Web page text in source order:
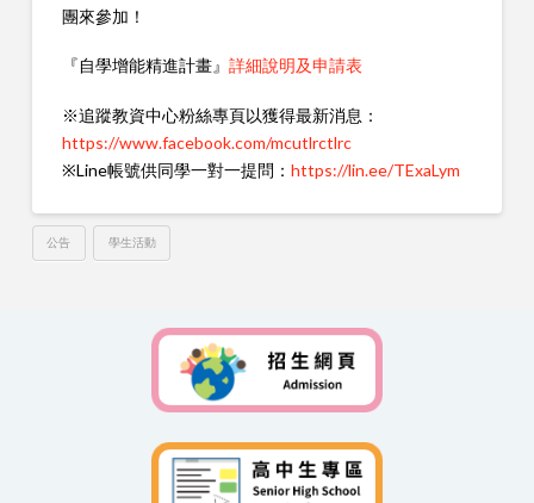
團來參加！
『自學增能精進計畫』 詳細說明及申請表
※追蹤教資中心粉絲專頁以獲得最新消息：
https://www.facebook.com/mcutlrctlrc
※Line帳號供同學一對一提問： https://lin.ee/TExaLym
公告 學生活動